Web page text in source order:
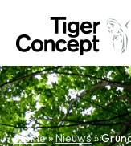
Home»Nieuws»